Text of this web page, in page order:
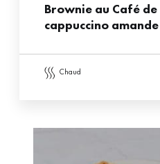
Brownie au Café
cappuccino amande
chaud